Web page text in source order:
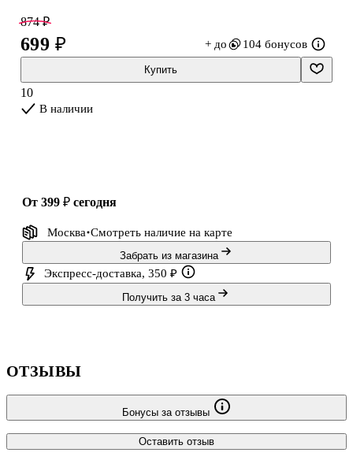
Характеристики:
Состав: вода очищенная, полимеры, консервант, пигменты,
кристаллическая соль, пластификатор, ароматизаторы, пластик,
874 ₽
699 ₽ + до 104 бонусов
Купить
10
В наличии
от 399 ₽ сегодня
Москва Смотреть наличие на карте
Забрать из магазина
Экспресс-доставка, 350 ₽
Получить за 3 часа
ОТЗЫВЫ
Бонусы за отзывы
Оставить отзыв